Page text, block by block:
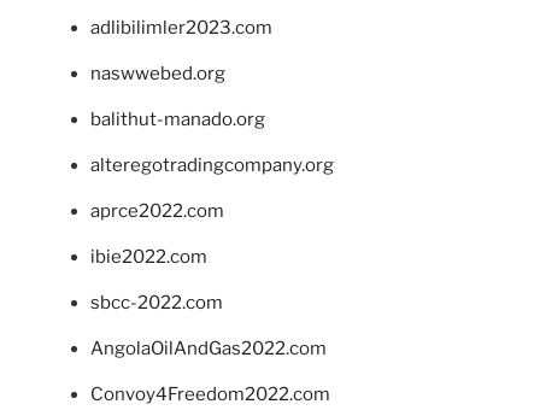
adlibilimler2023.com
naswwebed.org
balithut-manado.org
alteregotradingcompany.org
aprce2022.com
ibie2022.com
sbcc-2022.com
AngolaOilAndGas2022.com
Convoy4Freedom2022.com